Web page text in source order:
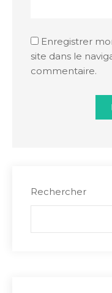
Enregistrer
site dans le
commentaire.
Rechercher